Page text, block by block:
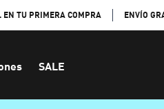
EN TU PRIMERA COMPRA ENVÍO
SALE